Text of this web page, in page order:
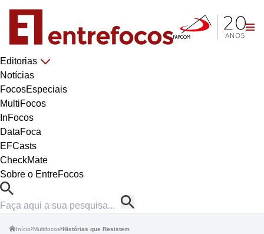
Editorias
Notícias
FocosEspeciais
MultiFocos
InFocos
DataFoca
EFCasts
CheckMate
Sobre o EntreFocos
Início Multifocos Histórias que Resistem